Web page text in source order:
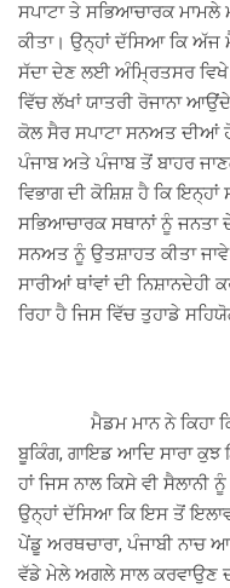
ਸਪਾਟਾ ਤੇ ਸਭਿਆਚਾਰਕ
ਕੀਤਾ। ਉਨ੍ਹਾਂ ਦੱਸਿਆ ਕਿ
ਸੱਦਾ ਦੇਣ ਲਈ ਅੰਮ੍ਰਿਤਸਰ
ਵਿੱਚ ਲੱਖਾਂ ਯਾਤਰੀ ਰੋਜਾਨਾ
ਕੋਲ ਸੈਰ ਸਪਾਟਾ ਸਨਅਤ ਦੀਆਂ
ਪੰਜਾਬ ਅਤੇ ਪੰਜਾਬ ਤੋਂ ਬਾਹਰ
ਵਿਭਾਗ ਦੀ ਕੋਸ਼ਿਸ਼ ਹੈ ਕਿ
ਸਭਿਆਚਾਰਕ ਸਥਾਨਾਂ ਨੂੰ ਜਨਤਾ
ਸਨਅਤ ਨੂੰ ਉਤਸ਼ਾਹਤ ਕੀਤਾ
ਸਾਰੀਆਂ ਥਾਂਵਾਂ ਦੀ
ਰਿਹਾ ਹੈ ਜਿਸ ਵਿੱਚ ਤੁਹਾਡੇ
ਮੈਡਮ ਮਾਨ ਨੇ ਕਿਹਾ ਕਿ
ਬੂਕਿੰਗ, ਗਾਇਡ ਆਦਿ ਸਾਰਾ
ਹਾਂ ਜਿਸ ਨਾਲ ਕਿਸੇ ਵੀ ਸੈਲਾਨੀ
ਉਨ੍ਹਾਂ ਦੱਸਿਆ ਕਿ ਇਸ ਤੋਂ ਇਲਾਵਾ
ਪੇਂਡੂ ਅਰਥਚਾਰਾ, ਪੰਜਾਬੀ ਨਾਚ
ਵੱਡੇ ਮੇਲੇ ਅਗਲੇ ਸਾਲ ਕਰਵਾਉਣ